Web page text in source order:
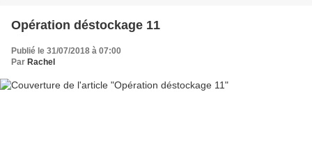
Opération déstockage 11
Publié le 31/07/2018 à 07:00
Par Rachel